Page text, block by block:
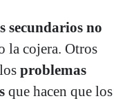
secundarios no
la cojera. Otros
problemas
que hacen que los